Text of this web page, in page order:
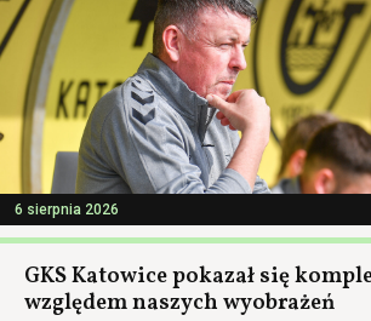
6 sierpnia 2026
GKS Katowice pokazał się
względem naszych wyobrażeń